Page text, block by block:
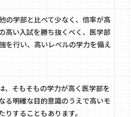
の学部と比べて少なく、倍率が高
高い入試を勝ち抜くべく、医学部
を行い、高いレベルの学力を備え
、そもそもの学力が高く医学部を
る明確な目的意識のうえで高いモ
りすることもあります。